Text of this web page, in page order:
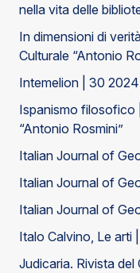
nella vita delle
In dimensioni di
Culturale “Antonio
Intemelion | 30 2024
Ispanismo filosofico
“Antonio Rosmini”
Italian Journal of
Italian Journal of
Italian Journal of
Italo Calvino, Le arti
Judicaria. Rivista del